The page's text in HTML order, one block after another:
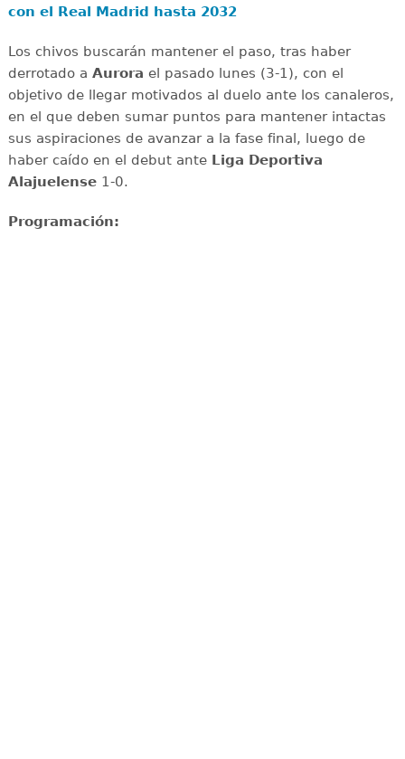
con el Real Madrid hasta 2032
Los chivos buscarán mantener el paso, tras haber
derrotado a Aurora el pasado lunes (3-1), con el
objetivo de llegar motivados al duelo ante los canaleros,
en el que deben sumar puntos para mantener intactas
sus aspiraciones de avanzar a la fase final, luego de
haber caído en el debut ante Liga Deportiva
Alajuelense1-0.
Programación: